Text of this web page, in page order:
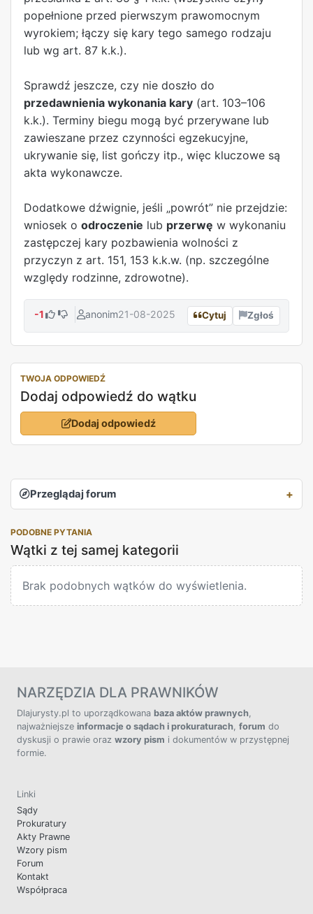
popełnione przed pierwszym prawomocnym
wyrokiem; łączy się kary tego samego rodzaju
lub wg art. 87 k.k.).
Sprawdź jeszcze, czy nie doszło do
przedawnienia wykonania kary (art. 103–106
k.k.). Terminy biegu mogą być przerywane lub
zawieszane przez czynności egzekucyjne,
ukrywanie się, list gończy itp., więc kluczowe są
akta wykonawcze.
Dodatkowe dźwignie, jeśli „powrót” nie przejdzie:
wniosek o odroczenie lub przerwę w wykonaniu
zastępczej kary pozbawienia wolności z
przyczyn z art. 151, 153 k.k.w. (np. szczególne
względy rodzinne, zdrowotne).
-1 anonim21-08-2025 Cytuj Zgłoś
TWOJA ODPOWIEDŹ
Dodaj odpowiedź do wątku
Dodaj odpowiedź
Przeglądaj forum
PODOBNE PYTANIA
Wątki z tej samej kategorii
Brak podobnych wątków do wyświetlenia.
NARZĘDZIA DLA PRAWNIKÓW
Dlajurysty.pl to uporządkowana baza aktów prawnych,
najważniejsze informacje o sądach i prokuraturach, forum do
dyskusji o prawie oraz wzory pism i dokumentów w przystępnej
formie.
Linki
Sądy
Prokuratury
Akty Prawne
Wzory pism
Forum
Kontakt
Współpraca